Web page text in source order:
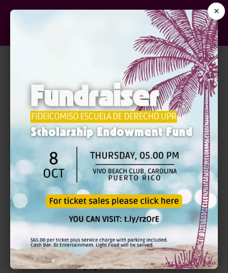
×
TÍTULO
Primer Congreso sobre Educación Especial de
la Escuela de Derecho de la Universidad de
Puerto Rico: Diversidad e Inteligencia
RECURSO (S)